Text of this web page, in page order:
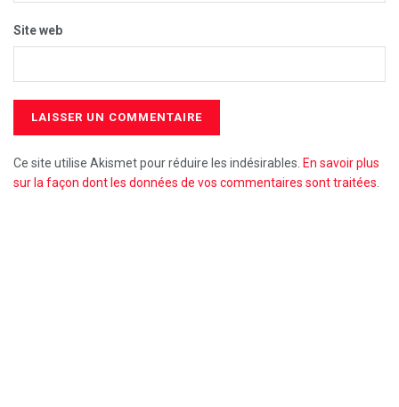
Site web
Ce site utilise Akismet pour réduire les indésirables. En savoir plus
sur la façon dont les données de vos commentaires sont traitées.